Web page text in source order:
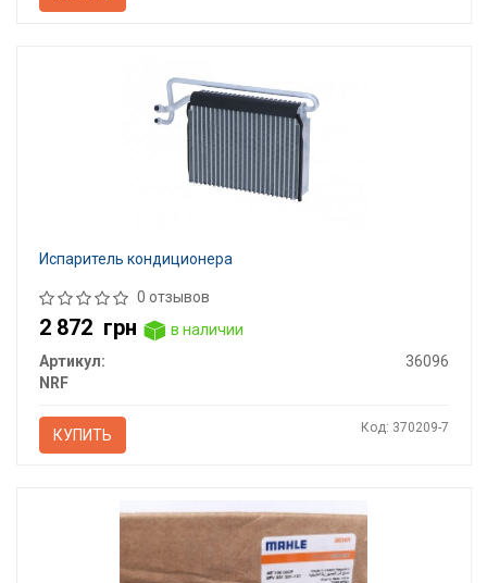
Испаритель кондиционера
0 отзывов
2 872 грн
в наличии
Артикул:
36096
NRF
КУПИТЬ Код: 370209-7